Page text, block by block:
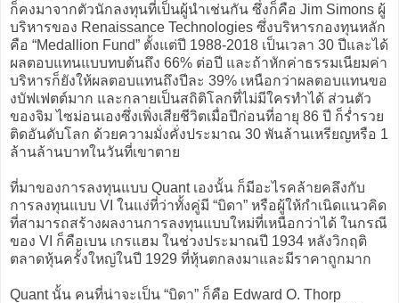
ก็คงมาจากตัวนักลงทุนที่เป็นผู้นำเช่นกัน ซึ่งก็คือ Jim Simons ผู้
บริหารของ Renaissance Technologies ซึ่งบริหารกองทุนหลัก
คือ “Medallion Fund” ตั้งแต่ปี 1988-2018 เป็นเวลา 30 ปีและได้
ผลตอบแทนแบบทบต้นถึง 66% ต่อปี และถ้าหักค่าธรรมเนียมค่า
บริหารก็ยังให้ผลตอบแทนถึงปีละ 39% เหนือกว่าผลตอบแทนขอ
งบัฟเฟตต์มาก และกลายเป็นสถิติโลกที่ไม่มีใครทำได้ ส่วนตัว
ของจิม ไซม่อนเองซึ่งเพิ่งเสียชีวิตเมื่อปีก่อนที่อายุ 86 ปี ก็ร่ำรวย
ติดอันดับโลก ด้วยความมั่งคั่งประมาณ 30 พันล้านเหรียญหรือ 1
ล้านล้านบาทในวันที่เขาตาย
ที่มาของการลงทุนแบบ Quant เองนั้น ก็มีอะไรคล้ายคลึงกับ
การลงทุนแบบ VI ในแง่ที่ว่าทั้งคู่มี “บิดา” หรือผู้ให้กำเนิดแนวคิด
ที่สามารถสร้างผลงานการลงทุนแบบใหม่ที่เหนือกว่าได้ ในกรณี
ของ VI ก็คือเบน เกรแฮม ในช่วงประมาณปี 1934 หลังวิกฤติ
ตลาดหุ้นครั้งใหญ่ในปี 1929 ที่หุ้นตกลงมาและมีราคาถูกมาก
Quant นั้น คนที่น่าจะเป็น “บิดา” ก็คือ Edward O. Thorp